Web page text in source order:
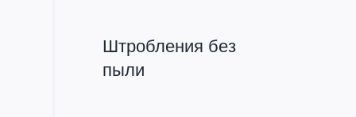
Штробления без
пыли